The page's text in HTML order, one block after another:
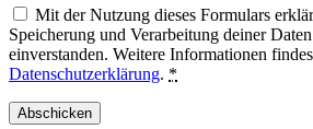
Mit der Nutzung dieses Formulars
Speicherung und Verarbeitung deiner
einverstanden. Weitere Informationen
Datenschutzerklärung. *